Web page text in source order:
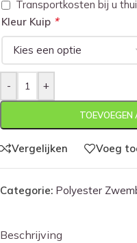
Transportkosten bij u
Kleur Kuip *
- +
Vergelijken Voeg
Categorie: Polyester
Beschrijving